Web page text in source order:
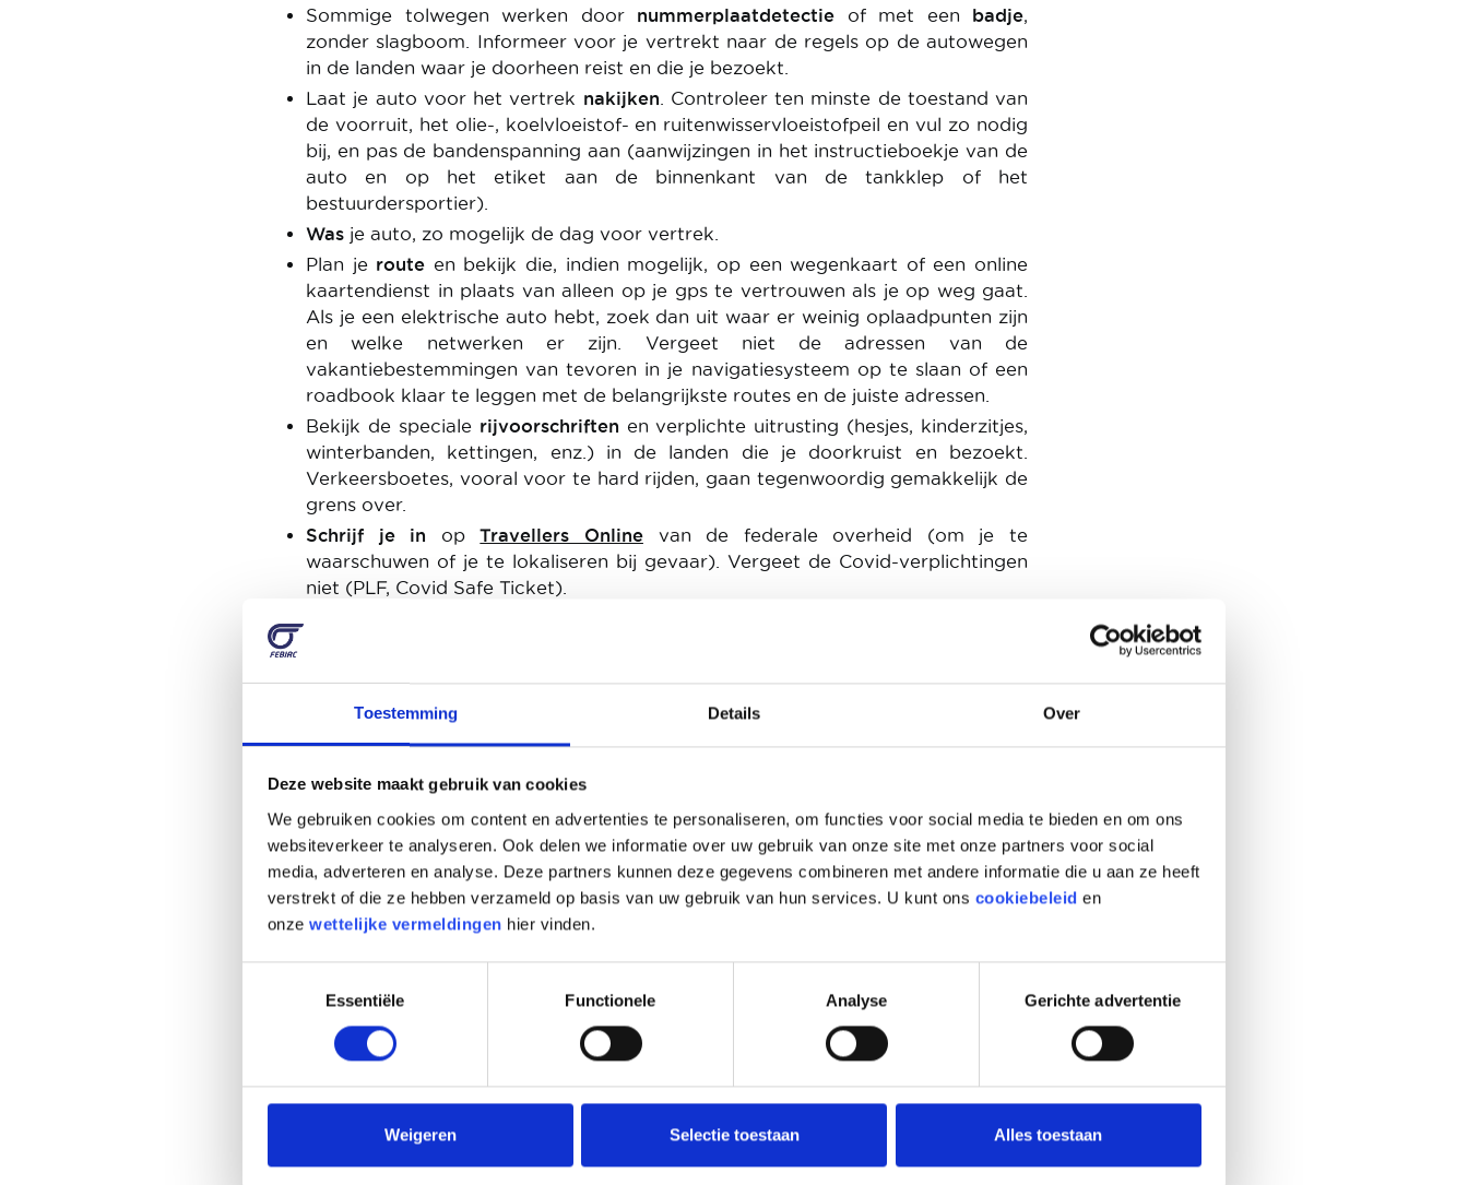
Toestemming Details Over
Deze website maakt gebruik van cookies
We gebruiken cookies om content en advertenties te personaliseren, om functies voor social media te bieden en om ons
websiteverkeer te analyseren. Ook delen we informatie over uw gebruik van onze site met onze partners voor social
media, adverteren en analyse. Deze partners kunnen deze gegevens combineren met andere informatie die u aan ze heeft
verstrekt of die ze hebben verzameld op basis van uw gebruik van hun services. U kunt ons cookiebeleid en
onze wettelijke vermeldingen hier vinden.
Essentiële
Functionele Analyse Gerichte advertentie
Weigeren Selectie toestaan Alles toestaan
Sommige tolwegen werken door nummerplaatdetectie of met een badje,
zonder slagboom. Informeer voor je vertrekt naar de regels op de autowegen
in de landen waar je doorheen reist en die je bezoekt.
Laat je auto voor het vertrek nakijken . Controleer ten minste de toestand van
de voorruit, het olie-, koelvloeistof- en ruitenwisservloeistofpeil en vul zo nodig
bij, en pas de bandenspanning aan (aanwijzingen in het instructieboekje van de
auto en op het etiket aan de binnenkant van de tankklep of het
bestuurdersportier).
Was je auto, zo mogelijk de dag voor vertrek.
Plan je route en bekijk die, indien mogelijk, op een wegenkaart of een online
kaartendienst in plaats van alleen op je gps te vertrouwen als je op weg gaat.
Als je een elektrische auto hebt, zoek dan uit waar er weinig oplaadpunten zijn
en welke netwerken er zijn. Vergeet niet de adressen van de
vakantiebestemmingen van tevoren in je navigatiesysteem op te slaan of een
roadbook klaar te leggen met de belangrijkste routes en de juiste adressen.
Bekijk de speciale rijvoorschriften en verplichte uitrusting (hesjes, kinderzitjes,
winterbanden, kettingen, enz.) in de landen die je doorkruist en bezoekt.
Verkeersboetes, vooral voor te hard rijden, gaan tegenwoordig gemakkelijk de
grens over.
Schrijf je in opTravellers Onlinevan de federale overheid (om je te
waarschuwen of je te lokaliseren bij gevaar). Vergeet de Covid-verplichtingen
niet (PLF, Covid Safe Ticket).
Image